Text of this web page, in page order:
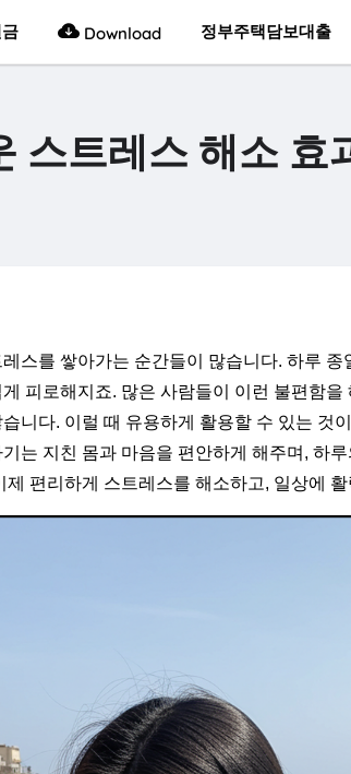
Download 정부주택담보대출
스트레스 해소 효
스를 쌓아가는 순간들이 많습니다. 하루 종
피로해지죠. 많은 사람들이 이런 불편함
니다. 이럴 때 유용하게 활용할 수 있는 것
는 지친 몸과 마음을 편안하게 해주며, 하
편리하게 스트레스를 해소하고, 일상에